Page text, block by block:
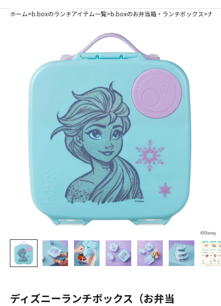
ホーム b.boxのランチアイテム一覧 b.boxのお弁当箱・ランチボックス 大
ディズニーランチボックス（お弁当